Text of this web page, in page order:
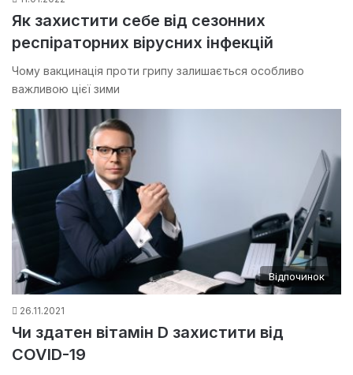
Як захистити себе від сезонних
респіраторних вірусних інфекцій
Чому вакцинація проти грипу залишається особливо
важливою цієї зими
Відпочинок
26.11.2021
Чи здатен вітамін D захистити від
COVID-19